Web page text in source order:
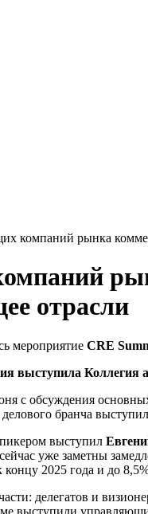
компаний рынка
отрасли
мероприятие CRE
выступила Коллегия
с обсуждения
бранча
выступил
уже заметны
2025 года и до
делегатов и
выступили